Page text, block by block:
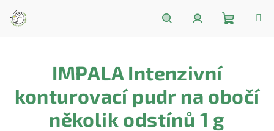
obsah
IMPALA Intenzivní
konturovací pudr na obočí
několik odstínů 1 g